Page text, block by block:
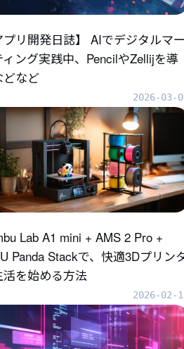
プリ開発日誌】 AIでデジタルマー
ィング実践中、PencilやZellijを導
どなど
2026-03-
Lab A1 mini + AMS 2 Pro +
Panda Stackで、快適3Dプリン
活を始める方法
2026-02-